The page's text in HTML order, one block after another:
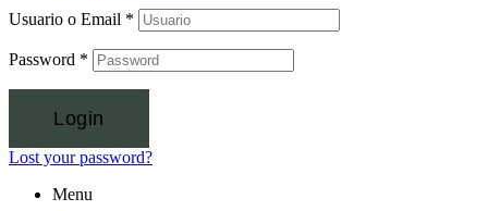
Usuario o Email *
Password *
Login
Lost your password?
Menu